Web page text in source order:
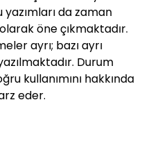
da zaman
öne çıkmaktadır.
ayrı; bazı ayrı
Durum
kullanımını hakkında
eder.